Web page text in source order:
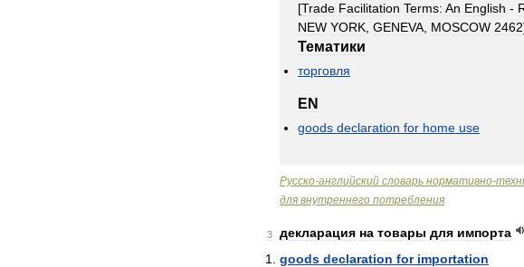
[Trade Facilitation Terms: An English -
NEW YORK GENEVA MOSCOW 2462
Тематики
торговля
EN
goods declaration for home use
Русско-английский словарь нормативно-
для внутреннего потребления
3 декларация на товары для импорта
goods declaration for importation